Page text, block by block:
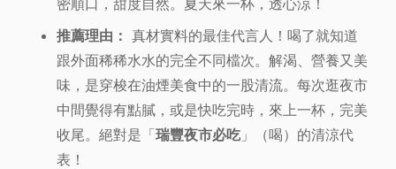
推薦理由： 真材實料的最佳代言人！喝了就知道
跟外面稀稀水水的完全不同檔次。解渴、營養又美
味，是穿梭在油煙美食中的一股清流。每次逛夜市
中間覺得有點膩，或是快吃完時，來上一杯，完美
收尾。絕對是「瑞豐夜市必吃」（喝）的清涼代
表！